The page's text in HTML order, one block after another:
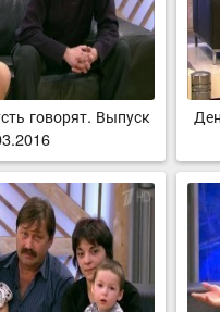
говорят. Выпуск